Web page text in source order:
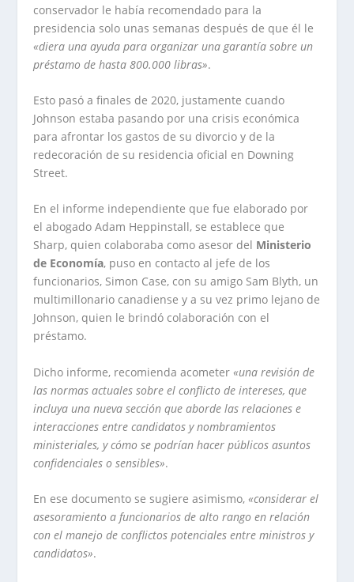
conservador le había recomendado para la
presidencia solo unas semanas después de que él le
«diera una ayuda para organizar una garantía sobre un
préstamo de hasta 800.000 libras».
Esto pasó a finales de 2020, justamente cuando
Johnson estaba pasando por una crisis económica
para afrontar los gastos de su divorcio y de la
redecoración de su residencia oficial en Downing
Street.
En el informe independiente que fue elaborado por
el abogado Adam Heppinstall, se establece que
Sharp, quien colaboraba como asesor del Ministerio
de Economía, puso en contacto al jefe de los
funcionarios, Simon Case, con su amigo Sam Blyth, un
multimillonario canadiense y a su vez primo lejano de
Johnson, quien le brindó colaboración con el
préstamo.
Dicho informe, recomienda acometer«una revisión de
las normas actuales sobre el conflicto de intereses, que
incluya una nueva sección que aborde las relaciones e
interacciones entre candidatos y nombramientos
ministeriales, y cómo se podrían hacer públicos asuntos
confidenciales o sensibles».
En ese documento se sugiere asimismo,«considerar el
asesoramiento a funcionarios de alto rango en relación
con el manejo de conflictos potenciales entre ministros y
candidatos».